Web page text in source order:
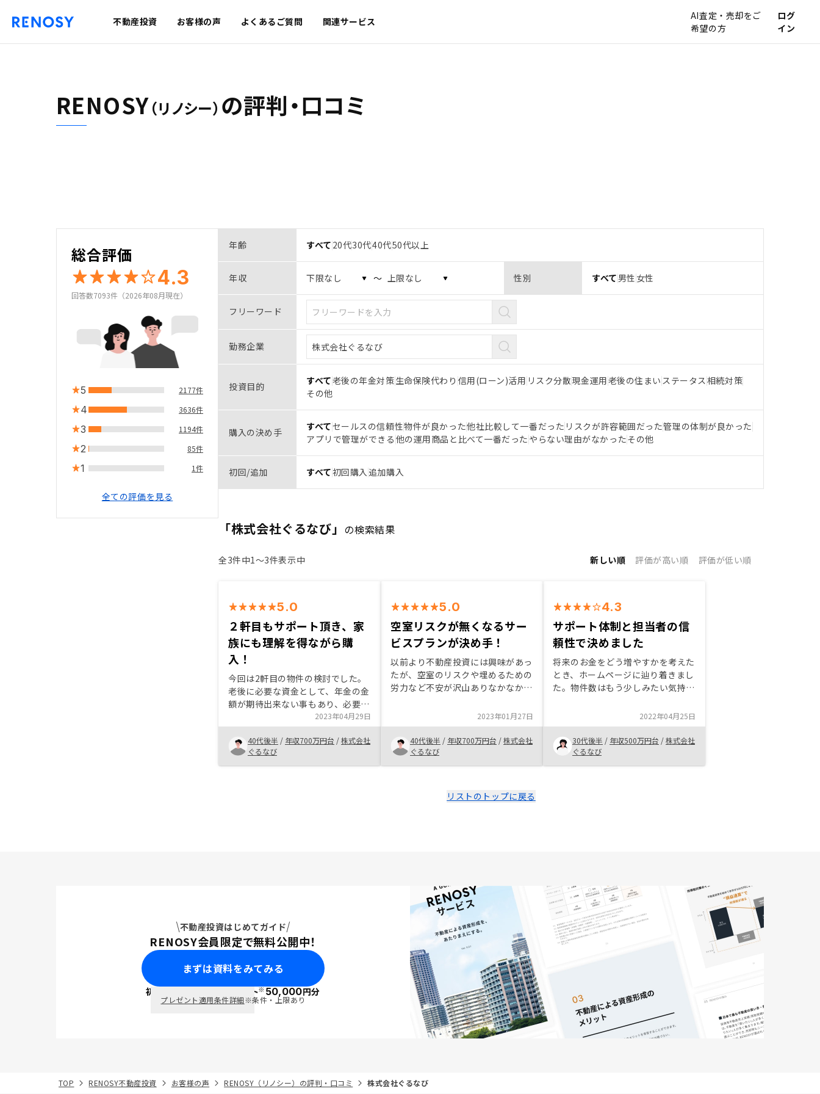
不動産投資 お客様の声 よくあるご質問 関連サービス
AI査定・売却をご
希望の方
ログ
イン
RENOSY（リノシー） の評判・口コミ
総合評価
4.3
回答数7093件（2026年08月現在）
5 2177件
4 3636件
3 1194件
2 85件
1 1件
全ての評価を見る
年齢 すべて 20代30代40代50代以上
年収 〜 性別 すべて 男性 女性
フリーワード
勤務企業
投資目的 すべて老後の年金対策生命保険代わり 信用(ローン)活用 リスク分散現金運用老後の住まい ステータス相続対策
その他
購入の決め手 すべてセールスの信頼性物件が良かった他社比較して一番だった リスクが許容範囲だった管理の体制が良かった
アプリで管理ができる 他の運用商品と比べて一番だった やらない理由がなかったその他
初回/追加 すべて初回購入 追加購入
「株式会社ぐるなび」 の検索結果
全3件中1〜3件表示中 新しい順 評価が高い順 評価が低い順
5.0
２軒目もサポート頂き、家
族にも理解を得ながら購
入！
今回は2軒目の物件の検討でした。
老後に必要な資金として、年金の金
額が期待出来ない事もあり、必要に
なる金額の試算を頂き、今後の計画
の中で3軒の保有を目標に設定し、
1件目は東京で紹介を頂き獲得して
おりました。 次の物件の立地は、
エリアを分ける事によりリスク分散
ました。 良い物件と、ご担当の方
のご相談のおかげです。有難う御座
いました。引き続き宜しくお願い致
2023年04月29日
40代後半 / 年収700万円台 /株式会社
ぐるなび
5.0
空室リスクが無くなるサー
ビスプランが決め手！
以前より不動産投資には興味があっ
たが、空室のリスクや埋めるための
労力など不安が沢山ありなかなか踏
の紹介で最近伸びている良いサービ
スのRENOSYをがあると伺い、一度
説明を聞いてみる事に。 そうする
と、不動産投資に対してのメリッ
ト・デメリット、リスクについてと
てそのリスクに対して、極限まで軽
減されたご提案が刺さり、購入を決
もご説明もわかり易く、本当にご紹
介頂けて良かったです。 今の状態
でとても良いと思います。
2023年01月27日
40代後半 / 年収700万円台 /株式会社
ぐるなび
4.3
サポート体制と担当者の信
頼性で決めました
将来のお金をどう増やすかを考えた
とき、ホームページに辿り着きまし
た。物件数はもう少しみたい気持ち
っかりしていた点と、最終的には担
当者の信頼性にあったと思います。
副担当者含め、最後まで丁寧に対応
いただきました。今後も期待してい
ます。
2022年04月25日
30代後半 / 年収500万円台 /株式会社
ぐるなび
リストのトップに戻る
不動産投資はじめてガイド
RENOSY会員限定で無料公開中！
まずは資料をみてみる
初回面談で ポイント※50,000円分
プレゼント適用条件詳細※条件・上限あり
TOP RENOSY不動産投資 お客様の声 RENOSY（リノシー）の評判・口コミ 株式会社ぐるなび